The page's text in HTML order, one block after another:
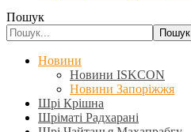
Пошук
Пошук
Новини
Новини ISKCON
Новини Запоріжжя
Шрі Крішна
Шріматі Радхарані